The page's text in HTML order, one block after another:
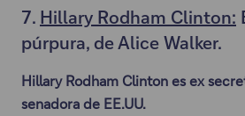
t
a
a
.
u
n
a
a
e
s
e
7. Hillary Rodham Clinton:
púrpura, de Alice Walker.
Hillary Rodham Clinton es ex
senadora de EE.UU.